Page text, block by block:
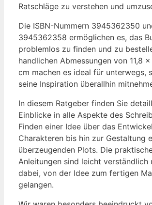
Ratschläge zu verstehen und
Die ISBN-Nummern 3945362350
3945362358 ermöglichen es, das
problemlos zu finden und zu
handlichen Abmessungen von 11,8 x
cm machen es ideal für unterwegs,
seine Inspiration überallhin
In diesem Ratgeber finden Sie
Einblicke in alle Aspekte des
Finden einer Idee über das
Charakteren bis hin zur Gestaltung
überzeugenden Plots. Die
Anleitungen sind leicht verständlich
dabei, von der Idee zum fertigen
gelangen.